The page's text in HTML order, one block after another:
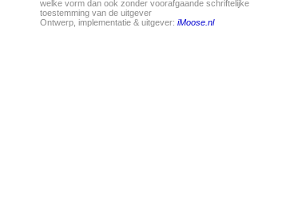
welke vorm dan ook zonder voorafgaande schriftelijke
toestemming van de uitgever
Ontwerp, implementatie & uitgever: iMoose.nl